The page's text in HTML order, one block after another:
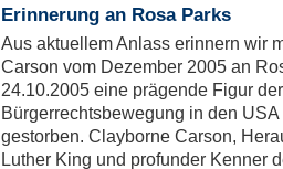
Erinnerung an Rosa Parks
Aus aktuellem Anlass erinnern wir
Carson vom Dezember 2005 an
24.10.2005 eine prägende Figur
Bürgerrechtsbewegung in den
gestorben. Clayborne Carson,
Luther King und profunder Kenner